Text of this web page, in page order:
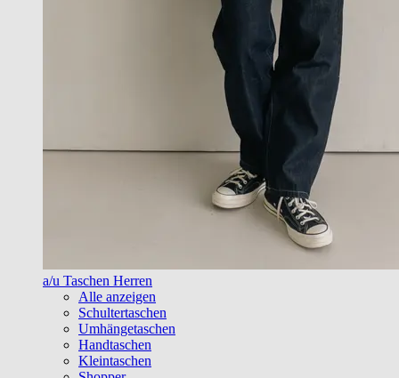
a/u Taschen Herren
Alle anzeigen
Schultertaschen
Umhängetaschen
Handtaschen
Kleintaschen